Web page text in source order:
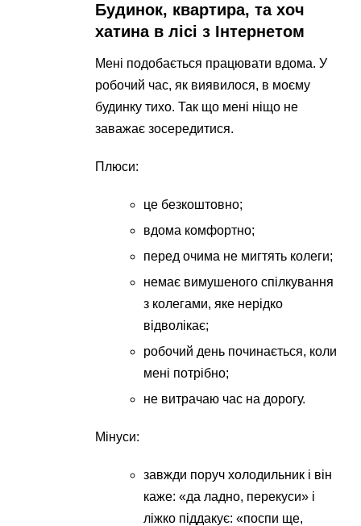
Будинок, квартира, та хоч
хатина в лісі з Інтернетом
Мені подобається працювати вдома. У
робочий час, як виявилося, в моєму
будинку тихо. Так що мені ніщо не
заважає зосередитися.
Плюси:
це безкоштовно;
вдома комфортно;
перед очима не мигтять колеги;
немає вимушеного спілкування
з колегами, яке нерідко
відволікає;
робочий день починається, коли
мені потрібно;
не витрачаю час на дорогу.
Мінуси:
завжди поруч холодильник і він
каже: «да ладно, перекуси» і
ліжко піддакує: «поспи ще,